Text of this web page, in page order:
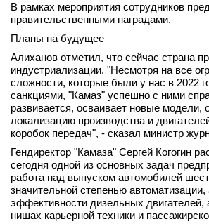
В рамках мероприятия сотрудников
правительственными наградами.
Планы на будущее
Алиханов отметил, что сейчас страна
индустриализации. "Несмотря на все
сложности, которые были у нас в 2022
санкциями, "Камаз" успешно с ними
развивается, осваивает новые модели,
локализацию производства и
коробок передач", - сказал министр
Гендиректор "Камаза" Сергей Когогин
сегодня одной из основных задач
работа над выпуском автомобилей
значительной степенью
эффективности дизельных двигателей,
нишах карьерной техники и